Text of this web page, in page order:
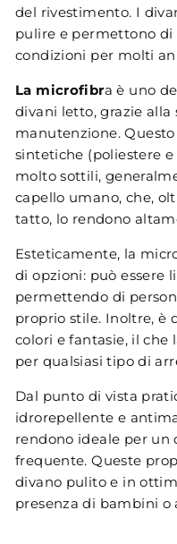
del rivestimento. I
pulire e permettono
condizioni per molti
La microfibra è uno
divani letto, grazie alla
manutenzione.
sintetiche (poliestere
molto sottili,
capello umano, che,
tatto, lo rendono
Esteticamente, la
di opzioni: può essere
permettendo di
proprio stile. Inoltre, è
colori e fantasie, il che
per qualsiasi tipo di
Dal punto di vista
idrorepellente e
rendono ideale per un
frequente. Queste
divano pulito e in
presenza di bambini